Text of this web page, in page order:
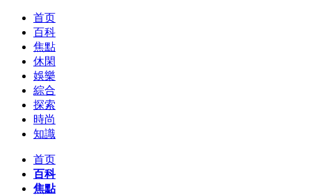
首页
百科
焦點
休閑
娛樂
綜合
探索
時尚
知識
首页
百科
焦點